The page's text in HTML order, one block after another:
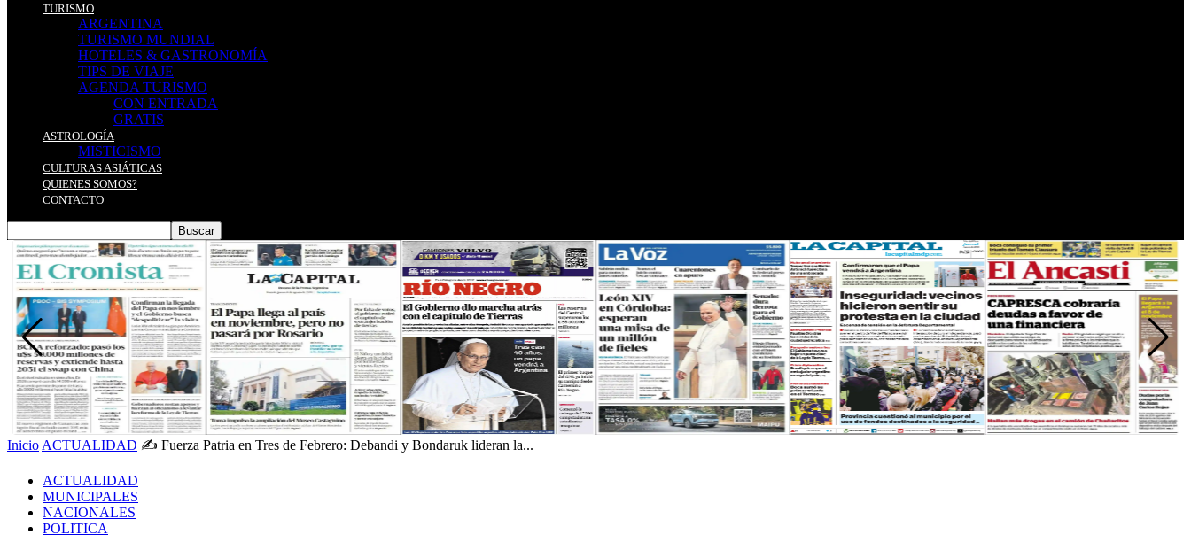
TURISMO
ARGENTINA
TURISMO MUNDIAL
HOTELES & GASTRONOMÍA
TIPS DE VIAJE
AGENDA TURISMO
CON ENTRADA
GRATIS
ASTROLOGÍA
MISTICISMO
CULTURAS ASIÁTICAS
QUIENES SOMOS?
CONTACTO
Inicio ACTUALIDAD ✍️ Fuerza Patria en Tres de Febrero: Debandi y Bondaruk lideran la...
ACTUALIDAD
MUNICIPALES
NACIONALES
POLITICA